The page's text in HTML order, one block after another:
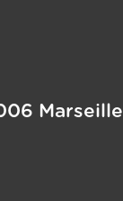
Marseille